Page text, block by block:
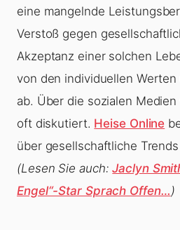
eine mangelnde
Verstoß gegen
Akzeptanz einer solchen
von den individuellen
ab. Über die sozialen
oft diskutiert. Heise Online
über gesellschaftliche
(Lesen Sie auch:Jaclyn
Engel“-Star Sprach Offen…)